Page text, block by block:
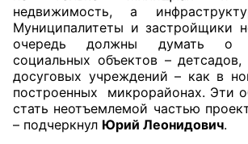
Комиссии
Экспертный совет ОП КО
Совет ОП КО
Общественный штаб
недвижимость, а
Муниципалитеты и застройщики
очередь должны думать о
социальных объектов –
досуговых учреждений – как в
построенных микрорайонах. Эти
стать неотъемлемой частью
– подчеркнул Юрий Леонидович.